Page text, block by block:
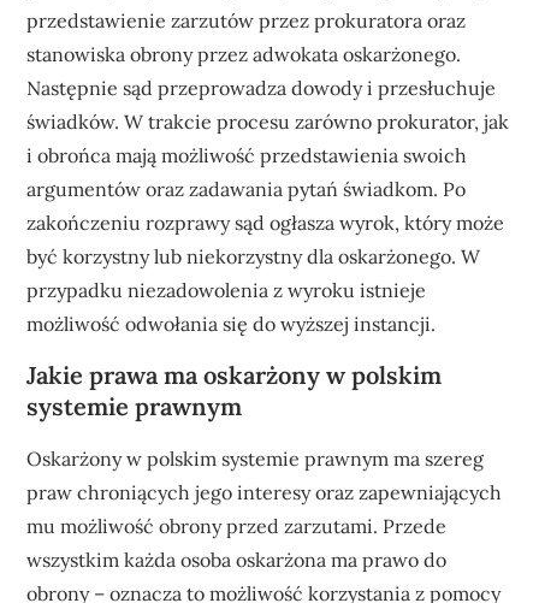
przedstawienie zarzutów przez prokuratora oraz
stanowiska obrony przez adwokata oskarżonego.
Następnie sąd przeprowadza dowody i przesłuchuje
świadków. W trakcie procesu zarówno prokurator, jak
i obrońca mają możliwość przedstawienia swoich
argumentów oraz zadawania pytań świadkom. Po
zakończeniu rozprawy sąd ogłasza wyrok, który może
być korzystny lub niekorzystny dla oskarżonego. W
przypadku niezadowolenia z wyroku istnieje
możliwość odwołania się do wyższej instancji.
Jakie prawa ma oskarżony w polskim
systemie prawnym
Oskarżony w polskim systemie prawnym ma szereg
praw chroniących jego interesy oraz zapewniających
mu możliwość obrony przed zarzutami. Przede
wszystkim każda osoba oskarżona ma prawo do
obrony – oznacza to możliwość korzystania z pomocy